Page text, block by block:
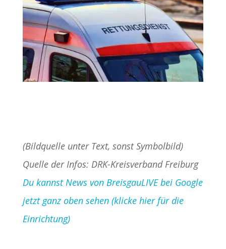
(Bildquelle unter Text, sonst Symbolbild)
Quelle der Infos: DRK-Kreisverband Freiburg
Du kannst News von BreisgauLIVE bei Google
jetzt ganz oben sehen (klicke hier für die
Einrichtung)